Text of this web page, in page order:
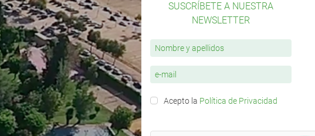
SUSCRÍBETE A NUESTRA
NEWSLETTER
Acepto la Política de Privacidad